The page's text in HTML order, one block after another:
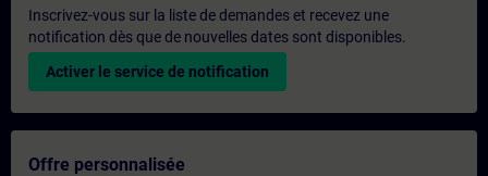
Inscrivez-vous sur la liste de demandes et recevez une
notification dès que de nouvelles dates sont disponibles.
Activer le service de notification
Offre personnalisée